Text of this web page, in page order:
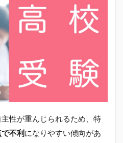
性が重んじられるため、特
不利 になりやすい傾向があ